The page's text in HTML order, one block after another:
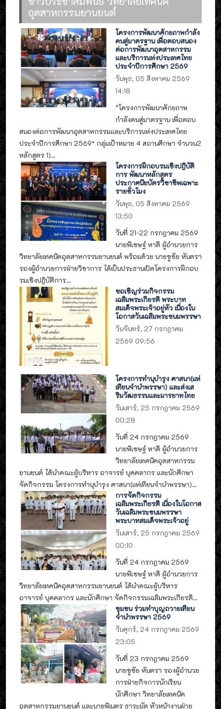
อุตสาหกรรมยานยนต์
โครงการพัฒนาศักยภาพกำลัง
คนสู่มาตรฐาน เพื่อตอบสนอง
ต่อการพัฒนาอุตสาหกรรม
และบริการแห่งประเทศไทย
ประจำปีการศึกษา 2569
วันพุธ, 05 สิงหาคม 2569
14:18
”โครงการพัฒนาศักยภาพ
กำลังคนสู่มาตรฐาน เพื่อตอบ
สนองต่อการพัฒนาอุตสาหกรรมและบริการแห่งประเทศไทย
ประจำปีการศึกษา 2569“ กลุ่มเป้าหมาย 4 สถานศึกษา จำนวน2
หลักสูตร 1)...
โครงการฝึกอบรมเชิงปฎิบัติ
การ พัฒนาหลักสูตร
ประกาศนียบัตรวิชาชีพเฉพาะ
รายชั่วโมง
วันพุธ, 05 สิงหาคม 2569
13:50
วันที่ 21-22 กรกฎาคม 2569
นายพิเชษฐ์ หาดี ผู้อำนวยการ
วิทยาลัยเทคนิคอุตสาหกรรมยานยนต์ พร้อมด้วย นายชูชัย หันตรา
รองผู้อำนวยการฝ่ายวิชาการ ได้เป็นประธานเปิดโครงการฝึกอบ
รมเชิงปฎิบัติการ...
ขอเชิญร่วมกิจกรรม
เฉลิมพระเกียรติ พระบาท
สมเด็จพระเจ้าอยู่หัว เนื่องใน
โอกาสวันเฉลิมพระชนมพรรษา
วันจันทร์, 27 กรกฎาคม
2569 09:56
โครงการทำนุบำรุง ศาสนา(แห่
เทียนจำนำพรรษา) และส่งเส
ริมวัฒธรรมและมารยาทไทย
วันเสาร์, 25 กรกฎาคม 2569
00:28
วันที่ 24 กรกฎาคม 2569
นายพิเชษฐ์ หาดี ผู้อำนวยการ
วิทยาลัยเทคนิคอุตสาหกรรม
ยานยนต์ ได้นำคณะผู้บริหาร อาจารย์ บุคคลากร และนักศึกษา
จัดกิจกรรม โครงการทำนุบำรุง ศาสนา(แห่เทียนจำนำพรรษา)...
การจัดกิจกรรม
เฉลิมพระเกียรติ เนื่องในโอกาส
วันเฉลิมพระชนมพรรษา
พระบาทสมเด็จพระเจ้าอยู่
วันเสาร์, 25 กรกฎาคม 2569
00:10
วันที่ 24 กรกฎาคม 2569
นายพิเชษฐ์ หาดี ผู้อำนวยการ
วิทยาลัยเทคนิคอุตสาหกรรมยานยนต์ ได้นำคณะผู้บริหาร
อาจารย์ บุคคลากร และนักศึกษา จัดกิจกรรมเฉลิมพระเกียรติ...
ชุมชน ร่วมทำบุญถวายเทียน
จำนำพรรษา 2569
วันศุกร์, 24 กรกฎาคม 2569
23:05
วันที่ 23 กรกฎาคม 2569
นายชูชัย หันตรา รองผู้อำนวย
การฝ่ายกิจการนักเรียน
นักศึกษา วิทยาลัยเทคนิค
อุตสาหกรรมยานยนต์ และนายพิเนตร ธาระมัต หัวหน้างานฝ่าย